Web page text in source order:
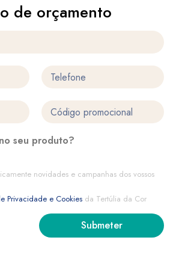
de orçamento
seu produto?
novidades e campanhas dos vossos
Privacidade e Cookies da Tertúlia da Cor